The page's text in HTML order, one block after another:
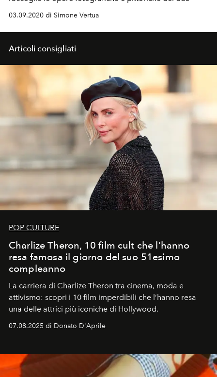
03.09.2020 di Simone Vertua
Articoli consigliati
POP CULTURE
Charlize Theron, 10 film cult che l'hanno
resa famosa il giorno del suo 51esimo
compleanno
La carriera di Charlize Theron tra cinema, moda e
attivismo: scopri i 10 film imperdibili che l’hanno resa
una delle attrici più iconiche di Hollywood.
07.08.2025 di Donato D'Aprile